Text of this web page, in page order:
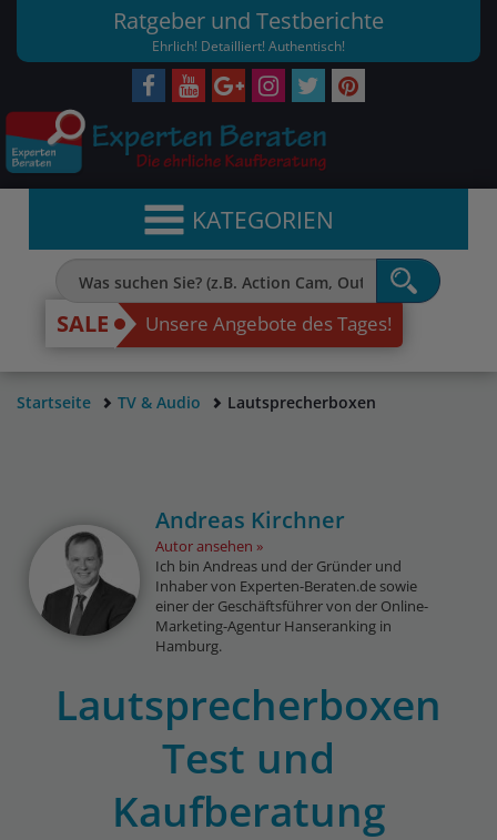
Ratgeber und Testberichte
Ehrlich! Detailliert! Authentisch!
KATEGORIEN
SALE Unsere Angebote des Tages!
Startseite TV & Audio Lautsprecherboxen
Andreas Kirchner
Autor ansehen
Ich bin Andreas und der Gründer und
Inhaber von Experten-Beraten.de sowie
einer der Geschäftsführer von der Online-
Marketing-Agentur Hanseranking in
Hamburg.
Lautsprecherboxen
Test und
Kaufberatung